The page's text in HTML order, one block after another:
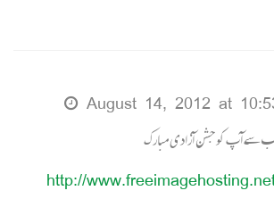
August 14, 2012 at
سے آپ کو جشن آزادی مبارک
http://